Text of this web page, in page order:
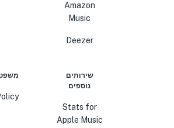
Amazon
Music
Deezer
שירותים
נוספים
Stats for
Apple Music